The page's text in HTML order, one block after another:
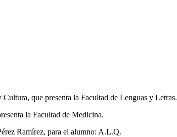
que presenta la Facultad de Lenguas y Letras.
la Facultad de Medicina.
Ramírez, para el alumno: A.L.Q.